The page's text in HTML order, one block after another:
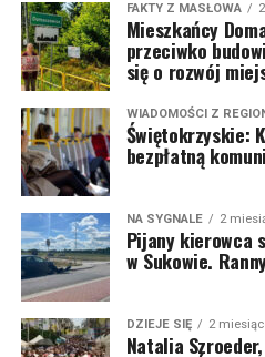
FAKTY Z MASŁOWA
Mieszkańcy
przeciwko
się o rozwój
WIADOMOŚCI Z
Świętokrzyskie:
bezpłatną
NA SYGNALE 2
Pijany kierowca
w Sukowie.
DZIEJE SIĘ 2
Natalia